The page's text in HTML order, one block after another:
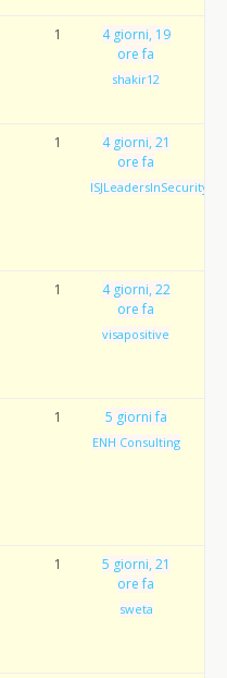
1
4 giorni, 19
ore fa
shakir12
1
4 giorni, 21
ore fa
1
4 giorni, 22
ore fa
visapositive
1 5 giorni fa
ENH Consulting
1
5 giorni, 21
ore fa
sweta